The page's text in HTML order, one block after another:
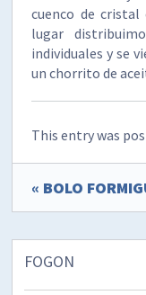
cuenco de
lugar
individuales y se
un chorrito de
This entry was
« BOLO
FOGON